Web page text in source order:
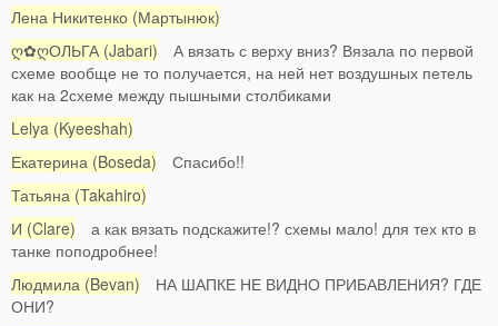
Лена Никитенко (Мартынюк)
ღ✿ღОЛЬГА (Jabari) А вязать с верху вниз? Вязала по первой
схеме вообще не то получается, на ней нет воздушных петель
как на 2схеме между пышными столбиками
Lelya (Kyeeshah)
Екатерина (Boseda) Спасибо!!
Татьяна (Takahiro)
И (Clare) ​а как вязать подскажите!? схемы мало! для тех кто в
танке поподробнее!
Людмила (Bevan) НА ШАПКЕ НЕ ВИДНО ПРИБАВЛЕНИЯ? ГДЕ
ОНИ?